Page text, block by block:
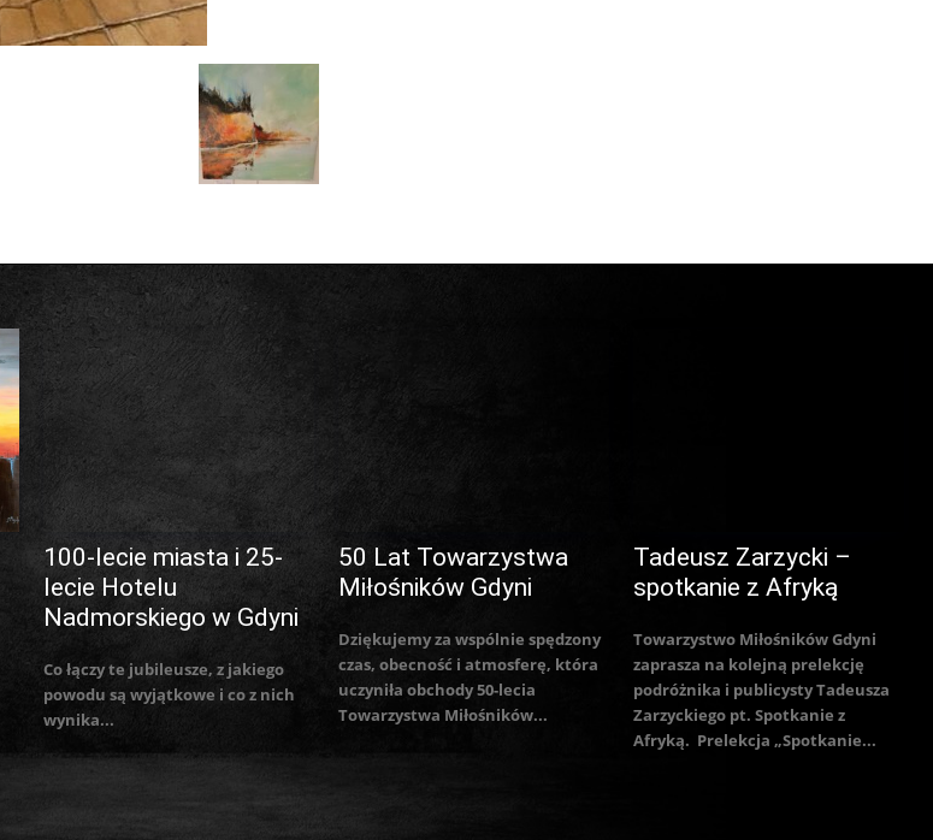
100-lecie miasta i 25-
lecie Hotelu
Nadmorskiego w Gdyni
Co łączy te jubileusze, z jakiego
powodu są wyjątkowe i co z nich
wynika...
50 Lat Towarzystwa
Miłośników Gdyni
Dziękujemy za wspólnie spędzony
czas, obecność i atmosferę, która
uczyniła obchody 50-lecia
Towarzystwa Miłośników...
Tadeusz Zarzycki –
spotkanie z Afryką
Towarzystwo Miłośników Gdyni
zaprasza na kolejną prelekcję
podróżnika i publicysty Tadeusza
Zarzyckiego pt. Spotkanie z
Afryką. Prelekcja „Spotkanie...